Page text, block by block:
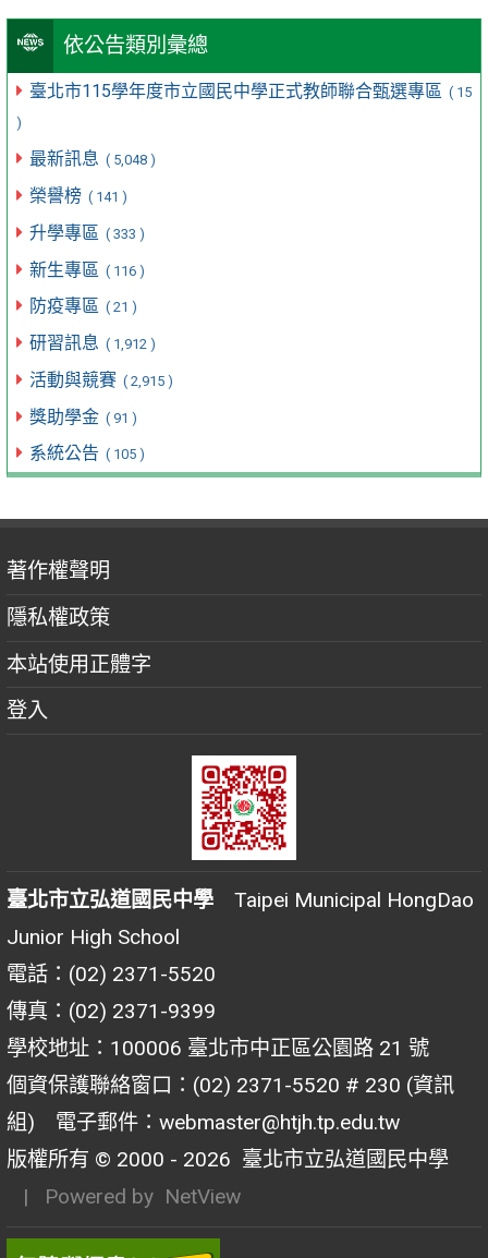
依公告類別彙總
臺北市115學年度市立國民中學正式教師聯合甄選專區 ( 15
)
最新訊息 ( 5,048 )
榮譽榜 ( 141 )
升學專區 ( 333 )
新生專區 ( 116 )
防疫專區 ( 21 )
研習訊息 ( 1,912 )
活動與競賽 ( 2,915 )
獎助學金 ( 91 )
系統公告 ( 105 )
著作權聲明
隱私權政策
本站使用正體字
登入
臺北市立弘道國民中學 Taipei Municipal HongDao
Junior High School
電話：(02) 2371-5520
傳真：(02) 2371-9399
學校地址：100006 臺北市中正區公園路 21 號
個資保護聯絡窗口：(02) 2371-5520 # 230 (資訊
組) 電子郵件：webmaster@htjh.tp.edu.tw
版權所有 © 2000 - 2026 臺北市立弘道國民中學
| Powered by NetView